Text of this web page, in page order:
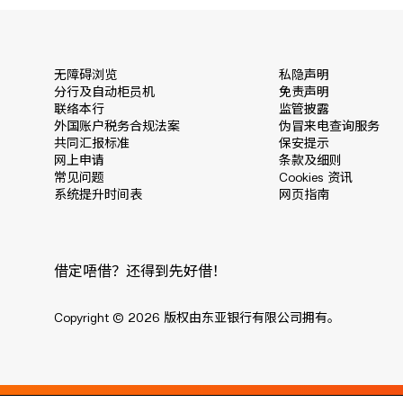
无障碍浏览
分行及自动柜员机
联络本行
外国账户税务合规法案
共同汇报标准
网上申请
常见问题
系统提升时间表
私隐声明
免责声明
监管披露
伪冒来电查询服务
保安提示
条款及细则
Cookies 资讯
网页指南
借定唔借？还得到先好借！
Copyright © 2026 版权由东亚银行有限公司拥有。